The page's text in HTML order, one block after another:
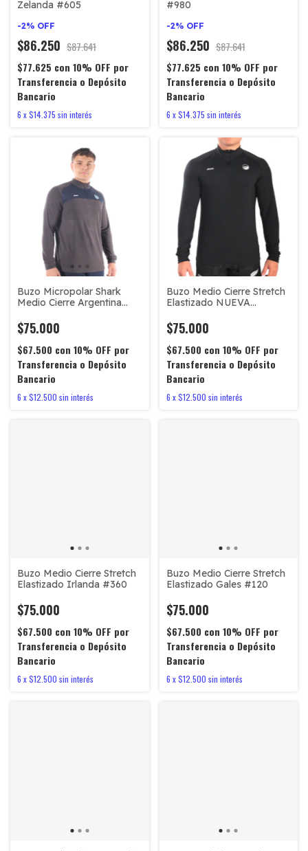
Zelanda #605
-2% OFF
$86.250 $87.641
$77.625 con 10% OFF por
Transferencia o Depósito
Bancario
6 x$14.375 sin interés
#980
-2% OFF
$86.250 $87.641
$77.625 con 10% OFF por
Transferencia o Depósito
Bancario
6 x$14.375 sin interés
Buzo Micropolar Shark
Medio Cierre Argentina
$75.000
$67.500 con 10% OFF por
Transferencia o Depósito
Bancario
6 x$12.500 sin interés
Buzo Medio Cierre Stretch
Elastizado NUEVA
$75.000
$67.500 con 10% OFF por
Transferencia o Depósito
Bancario
6 x$12.500 sin interés
Buzo Medio Cierre Stretch
Elastizado Irlanda #360
$75.000
$67.500 con 10% OFF por
Transferencia o Depósito
Bancario
6 x$12.500 sin interés
Buzo Medio Cierre Stretch
Elastizado Gales #120
$75.000
$67.500 con 10% OFF por
Transferencia o Depósito
Bancario
6 x$12.500 sin interés